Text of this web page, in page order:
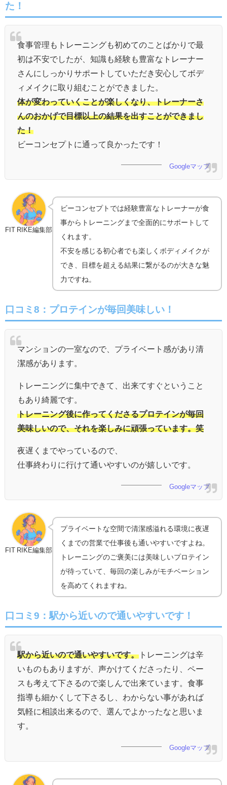
た！
食事管理もトレーニングも初めてのことばかりで最
初は不安でしたが、知識も経験も豊富なトレーナー
さんにしっかりサポートしていただき安心してボデ
ィメイクに取り組むことができました。
体が変わっていくことが楽しくなり、トレーナーさ
んのおかげで目標以上の結果を出すことができまし
た！
ビーコンセプトに通って良かったです！
Googleマップ
FIT RIKE編集部
ビーコンセプトでは経験豊富なトレーナーが食
事からトレーニングまで全面的にサポートして
くれます。
不安を感じる初心者でも楽しくボディメイクが
でき、目標を超える結果に繋がるのが大きな魅
力ですね。
口コミ8：プロテインが毎回美味しい！
マンションの一室なので、プライベート感があり清
潔感があります。
トレーニングに集中できて、出来てすぐということ
もあり綺麗です。
トレーニング後に作ってくださるプロテインが毎回
美味しいので、それを楽しみに頑張っています。笑
夜遅くまでやっているので、
仕事終わりに行けて通いやすいのが嬉しいです。
Googleマップ
FIT RIKE編集部
プライベートな空間で清潔感溢れる環境に夜遅
くまでの営業で仕事後も通いやすいですよね。
トレーニングのご褒美には美味しいプロテイン
が待っていて、毎回の楽しみがモチベーション
を高めてくれますね。
口コミ9：駅から近いので通いやすいです！
駅から近いので通いやすいです。 トレーニングは辛
いものもありますが、声かけてくださったり、ペー
スも考えて下さるので楽しんで出来ています。食事
指導も細かくして下さるし、わからない事があれば
気軽に相談出来るので、選んでよかったなと思いま
す。
Googleマップ